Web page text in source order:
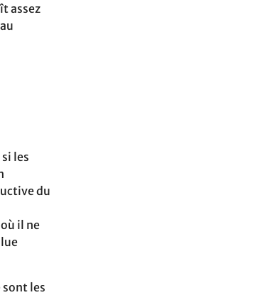
assez
les
du
il ne
les